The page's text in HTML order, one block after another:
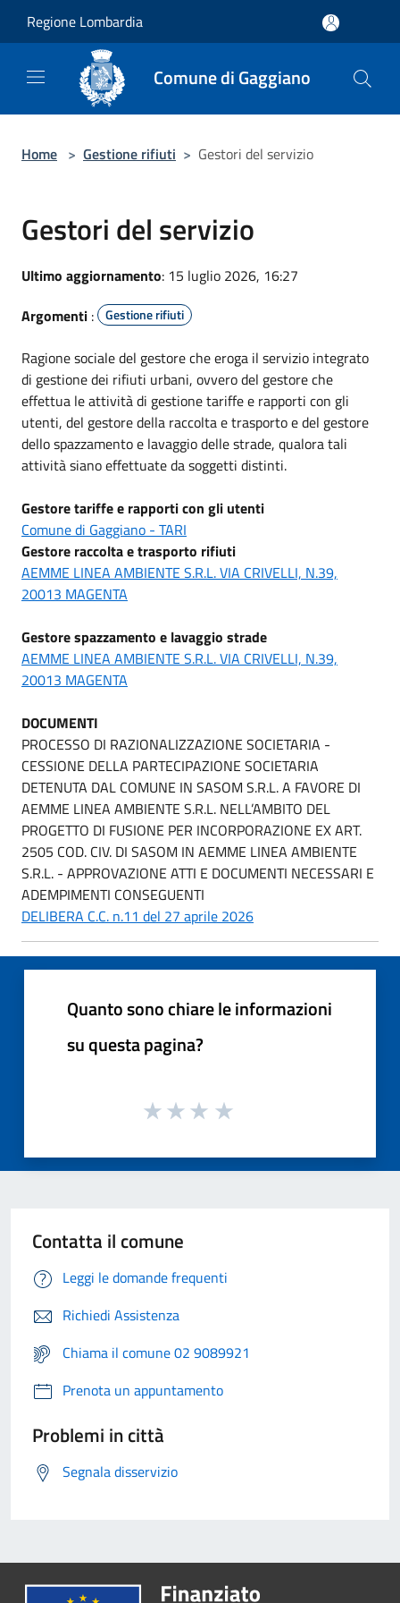
Regione Lombardia
Comune di Gaggiano
Home > Gestione rifiuti > Gestori del servizio
Gestori del servizio
Ultimo aggiornamento: 15 luglio 2026, 16:27
Argomenti : Gestione rifiuti
Ragione sociale del gestore che eroga il servizio integrato
di gestione dei rifiuti urbani, ovvero del gestore che
effettua le attività di gestione tariffe e rapporti con gli
utenti, del gestore della raccolta e trasporto e del gestore
dello spazzamento e lavaggio delle strade, qualora tali
attività siano effettuate da soggetti distinti.
Gestore tariffe e rapporti con gli utenti
Comune di Gaggiano - TARI
Gestore raccolta e trasporto rifiuti
AEMME LINEA AMBIENTE S.R.L. VIA CRIVELLI, N.39,
20013 MAGENTA
Gestore spazzamento e lavaggio strade
AEMME LINEA AMBIENTE S.R.L. VIA CRIVELLI, N.39,
20013 MAGENTA
DOCUMENTI
PROCESSO DI RAZIONALIZZAZIONE SOCIETARIA -
CESSIONE DELLA PARTECIPAZIONE SOCIETARIA
DETENUTA DAL COMUNE IN SASOM S.R.L. A FAVORE DI
AEMME LINEA AMBIENTE S.R.L. NELL’AMBITO DEL
PROGETTO DI FUSIONE PER INCORPORAZIONE EX ART.
2505 COD. CIV. DI SASOM IN AEMME LINEA AMBIENTE
S.R.L. - APPROVAZIONE ATTI E DOCUMENTI NECESSARI E
ADEMPIMENTI CONSEGUENTI
DELIBERA C.C. n.11 del 27 aprile 2026
Quanto sono chiare le informazioni
su questa pagina?
Contatta il comune
Leggi le domande frequenti
Richiedi Assistenza
Chiama il comune 02 9089921
Prenota un appuntamento
Problemi in città
Segnala disservizio